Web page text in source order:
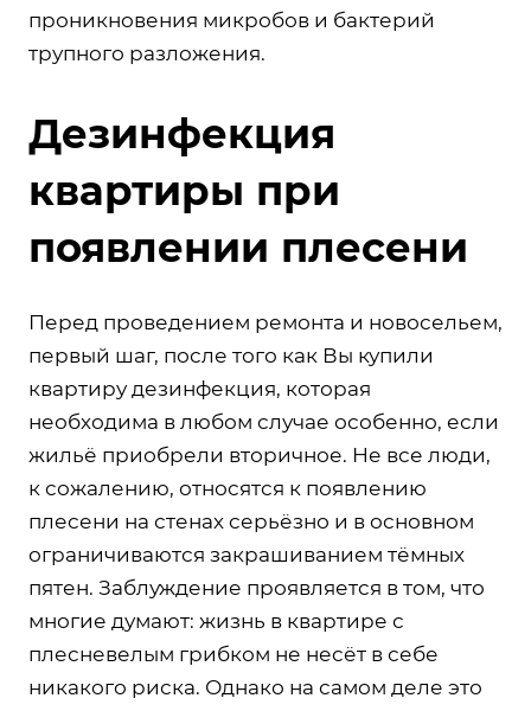
проникновения микробов и бактерий
трупного разложения.
Дезинфекция
квартиры при
появлении плесени
Перед проведением ремонта и новосельем,
первый шаг, после того как Вы купили
квартиру дезинфекция, которая
необходима в любом случае особенно, если
жильё приобрели вторичное. Не все люди,
к сожалению, относятся к появлению
плесени на стенах серьёзно и в основном
ограничиваются закрашиванием тёмных
пятен. Заблуждение проявляется в том, что
многие думают: жизнь в квартире с
плесневелым грибком не несёт в себе
никакого риска. Однако на самом деле это